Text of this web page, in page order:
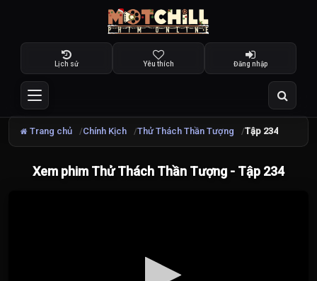
Lịch sử Yêu thích Đăng nhập
Trang chủ Chính Kịch Thử Thách Thần Tượng Tập 234
Xem phim Thử Thách Thần Tượng - Tập 234